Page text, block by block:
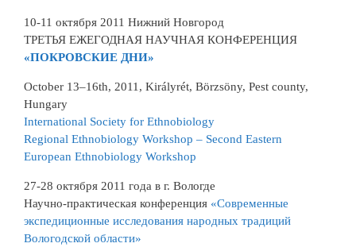
10-11 октября 2011 Нижний Новгород
ТРЕТЬЯ ЕЖЕГОДНАЯ НАУЧНАЯ КОНФЕРЕНЦИЯ
«ПОКРОВСКИЕ ДНИ»
October 13–16th, 2011, Királyrét, Börzsöny, Pest county,
Hungary
International Society for Ethnobiology
Regional Ethnobiology Workshop – Second Eastern
European Ethnobiology Workshop
27-28 октября 2011 года в г. Вологде
Научно-практическая конференция «Современные
экспедиционные исследования народных традиций
Вологодской области»